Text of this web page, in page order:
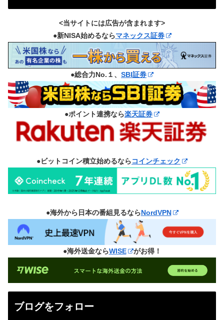
<当サイトには広告が含まれます>
●新NISA始めるならマネックス証券
●総合力No.１、 SBI証券
●ポイント連携なら楽天証券
●ビットコイン積立始めるならコインチェック
●海外から日本の番組見るならNordVPN
●海外送金ならWISE がお得！
ブログをフォロー